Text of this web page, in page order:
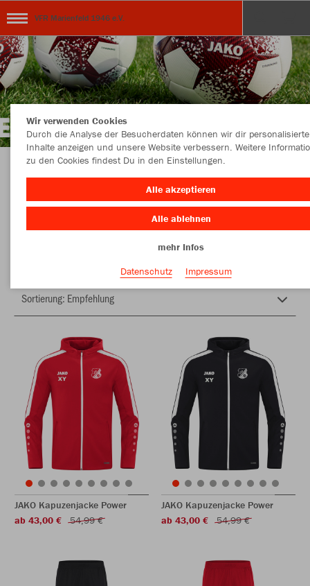
VFR Marienfeld 1946 e.V.
TEAMSHOP - VFR MARIENFELD 1946 e.V.
Farbe
JAKO Kapuzenjacke Power
ab 43,00 €
54,99 €
JAKO Kapuzenjacke Power
ab 43,00 €
54,99 €
Wir verwenden Cookies
Durch die Analyse der Besucherdaten können wir dir personalisierte
Inhalte anzeigen und unsere Website verbessern. Weitere
zu den Cookies findest Du in den Einstellungen.
Alle akzeptieren
Alle ablehnen
mehr Infos
Datenschutz
Impressum